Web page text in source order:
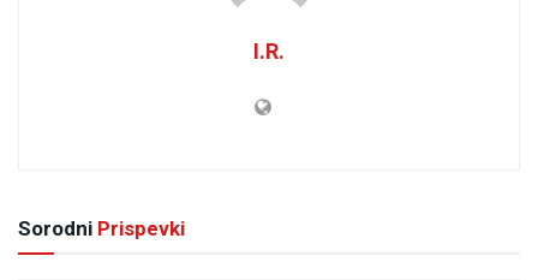
I.R.
Sorodni Prispevki